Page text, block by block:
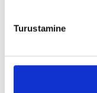
Turustamine